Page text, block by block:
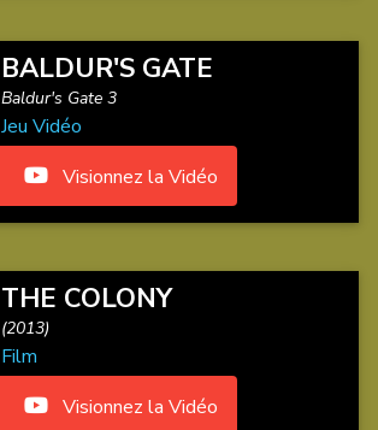
BALDUR'S GATE
Baldur's Gate 3
Jeu Vidéo
Visionnez la Vidéo
THE COLONY
(2013)
Film
Visionnez la Vidéo